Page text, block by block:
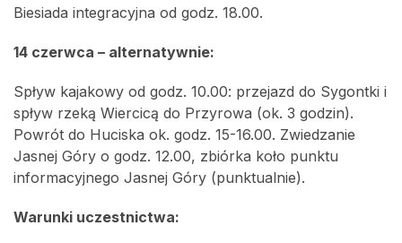
Biesiada integracyjna od godz. 18.00.
14 czerwca – alternatywnie:
Spływ kajakowy od godz. 10.00: przejazd do Sygontki i
spływ rzeką Wiercicą do Przyrowa (ok. 3 godzin).
Powrót do Huciska ok. godz. 15-16.00. Zwiedzanie
Jasnej Góry o godz. 12.00, zbiórka koło punktu
informacyjnego Jasnej Góry (punktualnie).
Warunki uczestnictwa: